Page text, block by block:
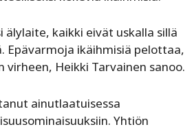
älylaite, kaikki eivät uskalla sillä
Epävarmoja ikäihmisiä pelottaa,
Heikki Tarvainen sanoo.
ainutlaatuisessa
Yhtiön